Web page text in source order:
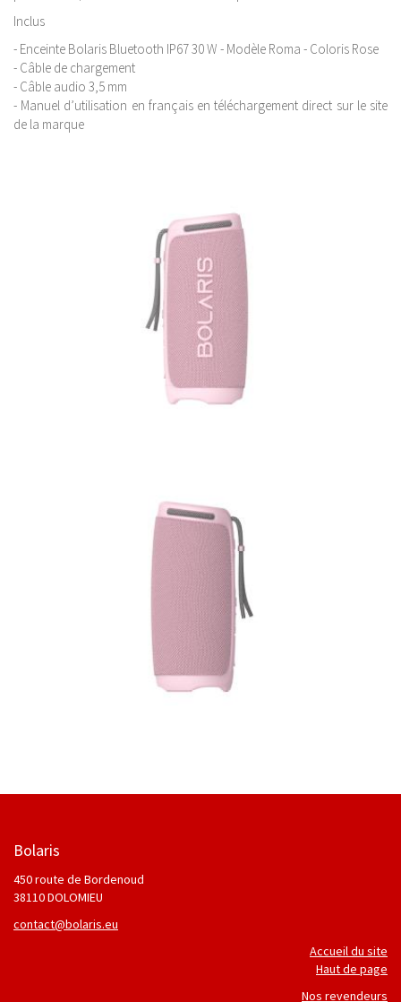
Inclus
- Enceinte Bolaris Bluetooth IP67 30 W - Modèle Roma - Coloris Rose
- Câble de chargement
- Câble audio 3,5 mm
- Manuel d’utilisation en français en téléchargement direct sur le site
de la marque
Bolaris
450 route de Bordenoud
38110 DOLOMIEU
contact@bolaris.eu
Accueil du site
Haut de page
Nos revendeurs